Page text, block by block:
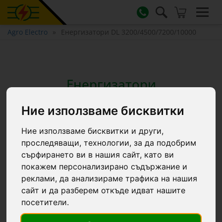
Ние използваме бисквитки
Ние използваме бисквитки и други,
проследяващи, технологии, за да подобрим
сърфирането ви в нашия сайт, като ви
покажем персонализирано съдържание и
реклами, да анализираме трафика на нашия
сайт и да разберем откъде идват нашите
посетители.
Agro Electro Енергизатори DL 3200/4500/7200/10000
Енергизатори
През 2020 г. създадохме серия от нови
енергизатори (импулсни генератори за
електропастир).
Въз основа на богатия ни опит в областта на
електрическите огради разработихме наново
от нулата генератор на импулси и създадохме
три версии с различна мощност: 3,2 джаула,